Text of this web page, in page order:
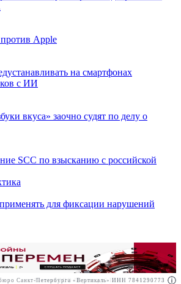
РекламаООО "Право.ру" ИНН: 7704835288
Apple
на смартфонах
с ИИ
вкуса» заочно судят по делу о
SCC по взысканию с российской
для фиксации нарушений
Санкт-Петербурга «Вертикаль» ИНН 7841290773